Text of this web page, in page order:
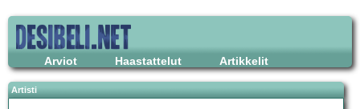
Arviot Haastattelut Artikkelit
Artisti